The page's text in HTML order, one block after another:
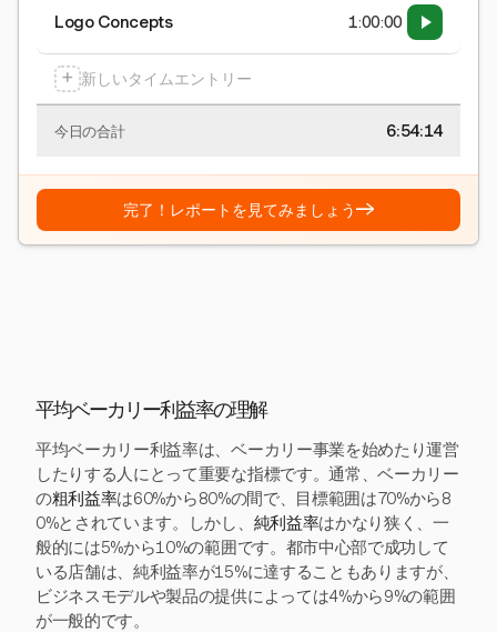
Logo Concepts 1:00:00
+ 新しいタイムエントリー
今日の合計 6:54:15
完了！レポートを見てみましょう→
平均ベーカリー利益率の理解
平均ベーカリー利益率は、ベーカリー事業を始めたり運営
したりする人にとって重要な指標です。通常、ベーカリー
の粗利益率は60%から80%の間で、目標範囲は70%から8
0%とされています。しかし、 純利益率はかなり狭く、一
般的には5%から10%の範囲です。都市中心部で成功して
いる店舗は、純利益率が15%に達することもありますが、
ビジネスモデルや製品の提供によっては4%から9%の範囲
が一般的です。